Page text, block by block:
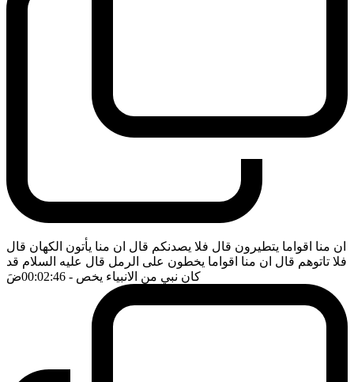
ان منا اقواما يتطيرون قال فلا يصدنكم قال ان منا يأتون الكهان قال
فلا تاتوهم قال ان منا اقواما يخطون على الرمل قال عليه السلام قد
كان نبي من الانبياء يخص - 00:02:46 ضَ